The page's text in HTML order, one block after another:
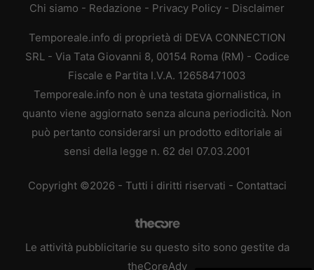
Chi siamo - Redazione - Privacy Policy - Disclaimer
Temporeale.info di proprietà di DEVA CONNECTION
SRL - Via Tata Giovanni 8, 00154 Roma (RM) - Codice
Fiscale e Partita I.V.A. 12658471003
Temporeale.info non è una testata giornalistica, in
quanto viene aggiornato senza alcuna periodicità. Non
può pertanto considerarsi un prodotto editoriale ai
sensi della legge n. 62 del 07.03.2001
Copyright ©2026 - Tutti i diritti riservati - Contattaci
Le attività pubblicitarie su questo sito sono gestite da
theCoreAdv